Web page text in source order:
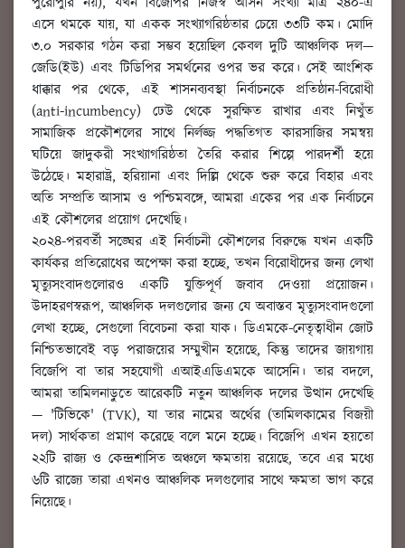
এসে থমকে যায়, যা একক সংখ্যাগরিষ্ঠতার চেয়ে ৩৩টি কম। মোদি
৩.০ সরকার গঠন করা সম্ভব হয়েছিল কেবল দুটি আঞ্চলিক দল—
জেডি(ইউ) এবং টিডিপির সমর্থনের ওপর ভর করে। সেই আংশিক
ধাক্কার পর থেকে, এই শাসনব্যবস্থা নির্বাচনকে প্রতিষ্ঠান-বিরোধী
(anti-incumbency) ঢেউ থেকে সুরক্ষিত রাখার এবং নিখুঁত
সামাজিক প্রকৌশলের সাথে নির্লজ্জ পদ্ধতিগত কারসাজির সমন্বয়
ঘটিয়ে জাদুকরী সংখ্যাগরিষ্ঠতা তৈরি করার শিল্পে পারদর্শী হয়ে
উঠেছে। মহারাষ্ট্র, হরিয়ানা এবং দিল্লি থেকে শুরু করে বিহার এবং
অতি সম্প্রতি আসাম ও পশ্চিমবঙ্গে, আমরা একের পর এক নির্বাচনে
এই কৌশলের প্রয়োগ দেখেছি।
২০২৪-পরবর্তী সঙ্ঘের এই নির্বাচনী কৌশলের বিরুদ্ধে যখন একটি
কার্যকর প্রতিরোধের অপেক্ষা করা হচ্ছে, তখন বিরোধীদের জন্য লেখা
মৃত্যুসংবাদগুলোরও একটি যুক্তিপূর্ণ জবাব দেওয়া প্রয়োজন।
উদাহরণস্বরূপ, আঞ্চলিক দলগুলোর জন্য যে অবাস্তব মৃত্যুসংবাদগুলো
লেখা হচ্ছে, সেগুলো বিবেচনা করা যাক। ডিএমকে-নেতৃত্বাধীন জোট
নিশ্চিতভাবেই বড় পরাজয়ের সম্মুখীন হয়েছে, কিন্তু তাদের জায়গায়
বিজেপি বা তার সহযোগী এআইএডিএমকে আসেনি। তার বদলে,
আমরা তামিলনাড়ুতে আরেকটি নতুন আঞ্চলিক দলের উত্থান দেখেছি
— 'টিভিকে' (TVK), যা তার নামের অর্থের (তামিলকামের বিজয়ী
দল) সার্থকতা প্রমাণ করেছে বলে মনে হচ্ছে। বিজেপি এখন হয়তো
২২টি রাজ্য ও কেন্দ্রশাসিত অঞ্চলে ক্ষমতায় রয়েছে, তবে এর মধ্যে
৬টি রাজ্যে তারা এখনও আঞ্চলিক দলগুলোর সাথে ক্ষমতা ভাগ করে
নিয়েছে।